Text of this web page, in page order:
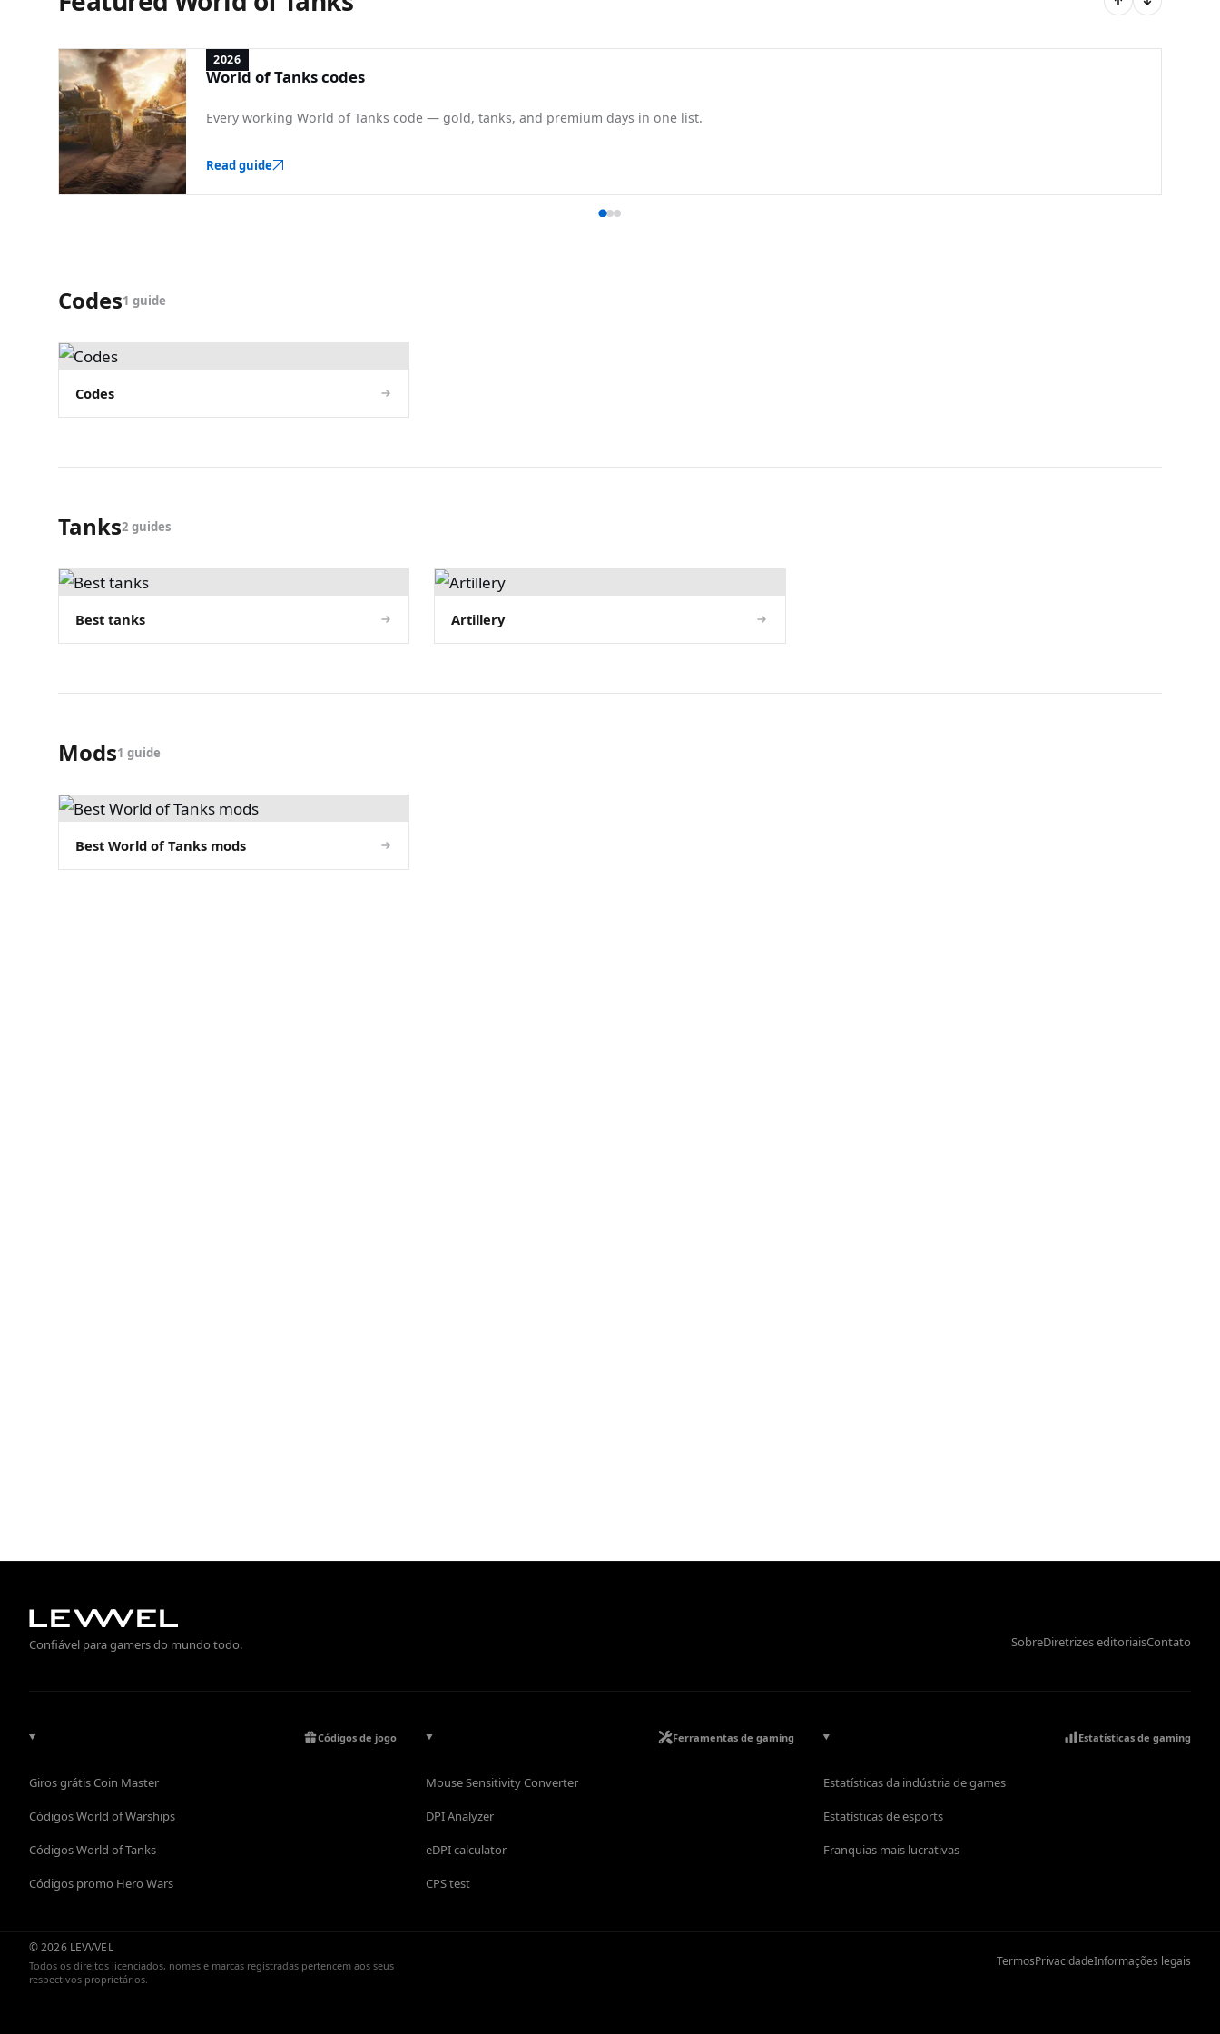
2026
World of Tanks codes
Every working World of Tanks code — gold, tanks, and premium days in one list.
Read guide
Codes1 guide
Codes
Tanks2 guides
Best tanks Artillery
Mods1 guide
Best World of Tanks mods
Confiável para gamers do mundo todo. SobreDiretrizes editoriaisContato
Códigos de jogo
Giros grátis Coin Master
Códigos World of Warships
Códigos World of Tanks
Códigos promo Hero Wars
Ferramentas de gaming
Mouse Sensitivity Converter
DPI Analyzer
eDPI calculator
CPS test
Estatísticas de gaming
Estatísticas da indústria de games
Estatísticas de esports
Franquias mais lucrativas
© 2026 LEVVVEL
Todos os direitos licenciados, nomes e marcas registradas pertencem aos seus
respectivos proprietários.
TermosPrivacidadeInformações legais